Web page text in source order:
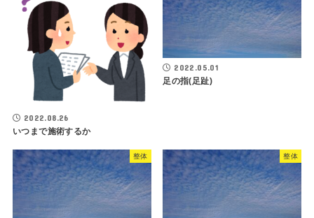
2022.08.26
いつまで施術するか
2022.05.01
足の指(足趾)
整体 整体